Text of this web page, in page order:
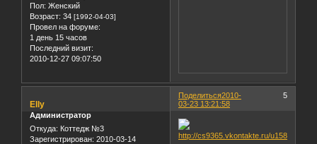
Пол: Женский
Возраст: 34 [1992-04-03]
Провел на форуме:
1 день 15 часов
Последний визит:
2010-12-27 09:07:50
Поделиться 5
2010-
03-23 13:21:58
Elly
Администратор
Откуда: Коттедж №3
Зарегистрирован: 2010-03-14